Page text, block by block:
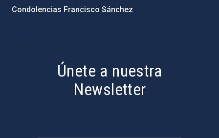
Condolencias Francisco Sánchez
Únete a nuestra
Newsletter